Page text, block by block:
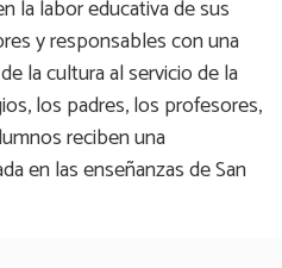
la labor educativa de sus
y responsables con una
la cultura al servicio de la
los padres, los profesores,
reciben una
en las enseñanzas de San